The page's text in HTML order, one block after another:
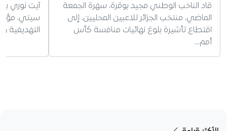
قاد الناخب الوطني مجيد بوقرة، سهرة الجمعة
الماضي، منتخب الجزائر للاعبين المحليين، إلى
اقتطاع تأشيرة بلوغ نهائيات منافسة كأس
أمم…
آيت نوري
سيتي،
التهديفية